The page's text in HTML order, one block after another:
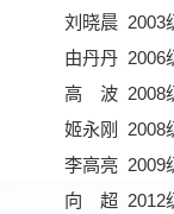
刘晓晨 2003级
由丹丹 2006级
高 波 2008级
姬永刚 2008级
李高亮 2009级
向 超 2012级